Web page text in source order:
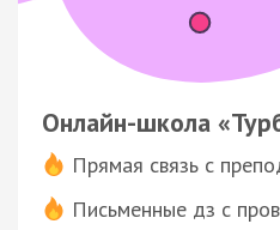
Онлайн-школа
Прямая связь с
Письменные дз с